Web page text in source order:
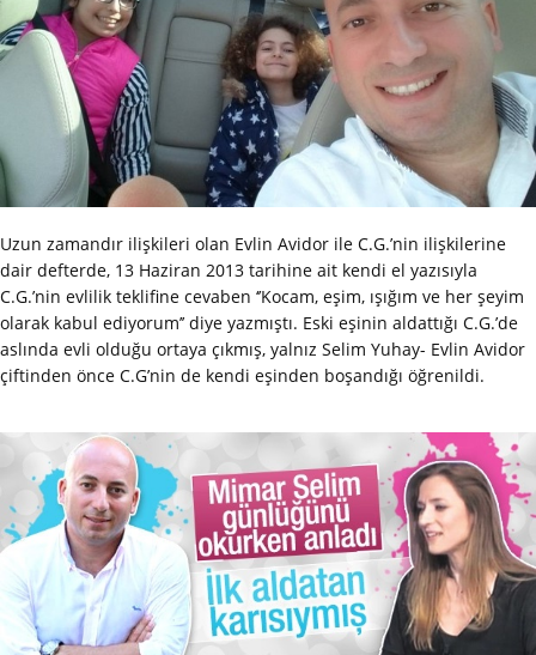
Uzun zamandır ilişkileri olan Evlin Avidor ile C.G.’nin ilişkilerine
dair defterde, 13 Haziran 2013 tarihine ait kendi el yazısıyla
C.G.’nin evlilik teklifine cevaben ‘’Kocam, eşim, ışığım ve her şeyim
olarak kabul ediyorum’’ diye yazmıştı. Eski eşinin aldattığı C.G.’de
aslında evli olduğu ortaya çıkmış, yalnız Selim Yuhay- Evlin Avidor
çiftinden önce C.G’nin de kendi eşinden boşandığı öğrenildi.